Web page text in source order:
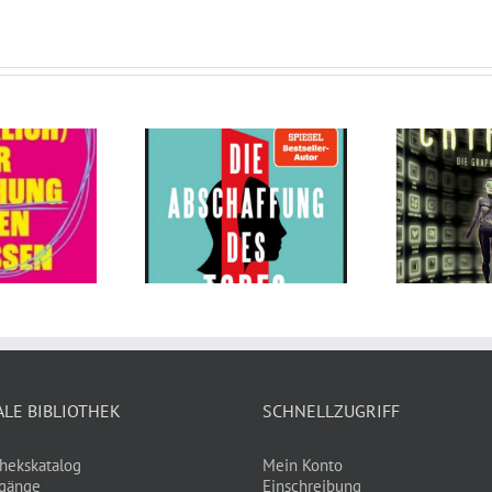
Abschaffung
Todes von
Eschbach
Cryptos von Ursula
Poznanski,
Christopher
Tauber, Timo
Grubing
BIBLIOTHEK SCHNELLZUGRIFF
Mein Konto
Einschreibung